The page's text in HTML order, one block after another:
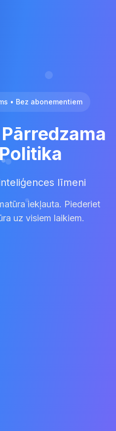
• Bez abonementiem
līmeni
iekļauta. Piederiet
uz visiem laikiem.